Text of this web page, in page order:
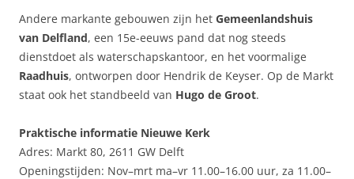
Andere markante gebouwen zijn het Gemeenlandshuis
van Delfland, een 15e-eeuws pand dat nog steeds
dienstdoet als waterschapskantoor, en het voormalige
Raadhuis, ontworpen door Hendrik de Keyser. Op de Markt
staat ook het standbeeld van Hugo de Groot.
Praktische informatie Nieuwe Kerk
Adres: Markt 80, 2611 GW Delft
Openingstijden: Nov–mrt ma–vr 11.00–16.00 uur, za 11.00–